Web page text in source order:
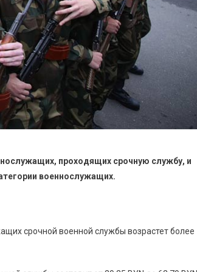
проходящих срочную службу, и
военнослужащих.
срочной военной службы возрастет более